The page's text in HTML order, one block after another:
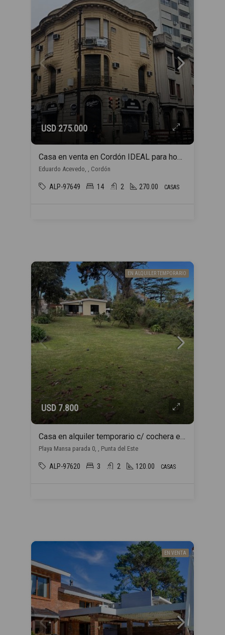
USD 275.000
Casa en venta en Cordón IDEAL para hogar estudiantil
Eduardo Acevedo, , Cordón
ALP-97649 14 2 270.00 CASAS
EN ALQUILER TEMPORARIO
USD 7.800
Casa en alquiler temporario c/ cochera en Playa Mansa
Playa Mansa parada 0, , Punta del Este
ALP-97620 3 2 120.00 CASAS
EN VENTA